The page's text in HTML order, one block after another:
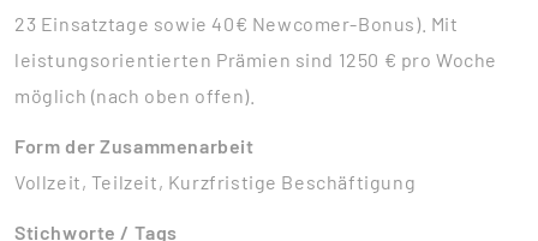
23 Einsatztage sowie 40€ Newcomer-Bonus). Mit
leistungsorientierten Prämien sind 1250 € pro Woche
möglich (nach oben offen).
Form der Zusammenarbeit
Vollzeit, Teilzeit, Kurzfristige Beschäftigung
Stichworte / Tags